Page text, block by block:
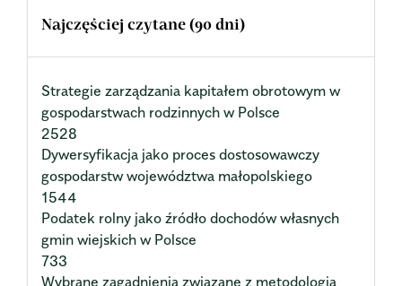
Najczęściej czytane (90 dni)
Strategie zarządzania kapitałem obrotowym w
gospodarstwach rodzinnych w Polsce
2528
Dywersyfikacja jako proces dostosowawczy
gospodarstw województwa małopolskiego
1544
Podatek rolny jako źródło dochodów własnych
gmin wiejskich w Polsce
733
Wybrane zagadnienia związane z metodologią